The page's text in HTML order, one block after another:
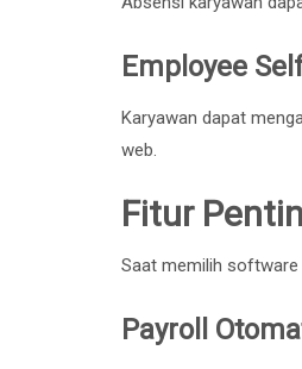
Employee
Karyawan dapat
web.
Fitur
Saat memilih software
Payroll